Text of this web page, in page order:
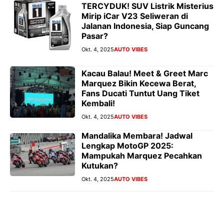
TERCYDUK! SUV Listrik Misterius
Mirip iCar V23 Seliweran di
Jalanan Indonesia, Siap Guncang
Pasar?
Okt. 4, 2025AUTO VIBES
Kacau Balau! Meet & Greet Marc
Marquez Bikin Kecewa Berat,
Fans Ducati Tuntut Uang Tiket
Kembali!
Okt. 4, 2025AUTO VIBES
Mandalika Membara! Jadwal
Lengkap MotoGP 2025:
Mampukah Marquez Pecahkan
Kutukan?
Okt. 4, 2025AUTO VIBES